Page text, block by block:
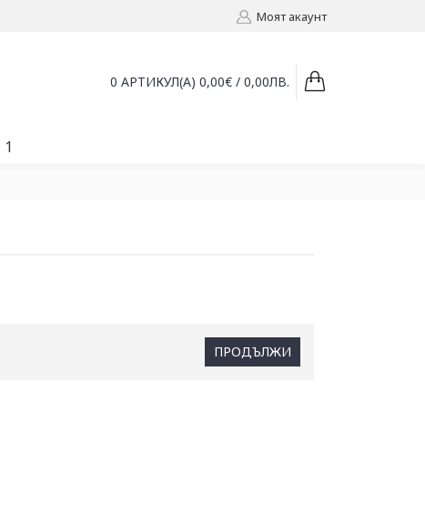
Моят акаунт
0 АРТИКУЛ(А) 0,00€ / 0,00ЛВ.
ПРОДЪЛЖИ